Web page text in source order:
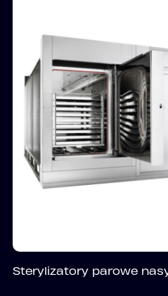
Sterylizatory parowe